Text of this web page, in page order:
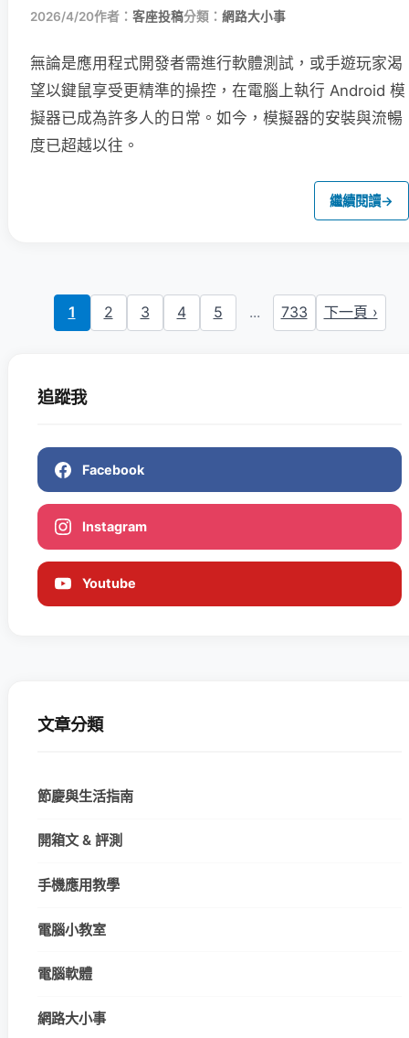
2026/4/20作者： 客座投稿分類： 網路大小事
無論是應用程式開發者需進行軟體測試，或手遊玩家渴
望以鍵鼠享受更精準的操控，在電腦上執行 Android 模
擬器已成為許多人的日常。如今，模擬器的安裝與流暢
度已超越以往。
繼續閱讀→
1 2 3 4 5 ... 733 下一頁 ›
追蹤我
Facebook
Instagram
Youtube
文章分類
節慶與生活指南
開箱文 & 評測
手機應用教學
電腦小教室
電腦軟體
網路大小事